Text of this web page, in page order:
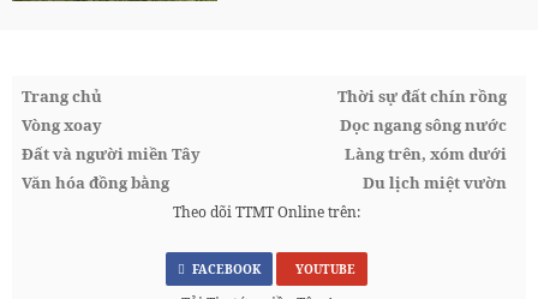
Trang chủ
Thời sự đất chín rồng
Vòng xoay
Dọc ngang sông nước
Đất và người miền Tây
Làng trên, xóm dưới
Văn hóa đồng bằng
Du lịch miệt vườn
Theo dõi TTMT Online trên:
FACEBOOK YOUTUBE